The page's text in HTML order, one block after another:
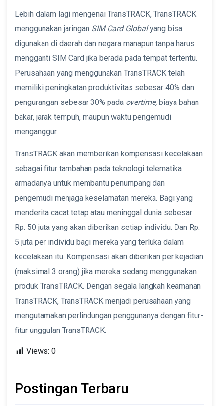
Lebih dalam lagi mengenai TransTRACK, TransTRACK
menggunakan jaringan SIM Card Globalyang bisa
digunakan di daerah dan negara manapun tanpa harus
mengganti SIM Card jika berada pada tempat tertentu.
Perusahaan yang menggunakan TransTRACK telah
memiliki peningkatan produktivitas sebesar 40% dan
pengurangan sebesar 30% pada overtime, biaya bahan
bakar, jarak tempuh, maupun waktu pengemudi
menganggur.
TransTRACK akan memberikan kompensasi kecelakaan
sebagai fitur tambahan pada teknologi telematika
armadanya untuk membantu penumpang dan
pengemudi menjaga keselamatan mereka. Bagi yang
menderita cacat tetap atau meninggal dunia sebesar
Rp. 50 juta yang akan diberikan setiap individu. Dan Rp.
5 juta per individu bagi mereka yang terluka dalam
kecelakaan itu. Kompensasi akan diberikan per kejadian
(maksimal 3 orang) jika mereka sedang menggunakan
produk TransTRACK. Dengan segala langkah keamanan
TransTRACK, TransTRACK menjadi perusahaan yang
mengutamakan perlindungan penggunanya dengan fitur-
fitur unggulan TransTRACK.
Views: 0
Postingan Terbaru